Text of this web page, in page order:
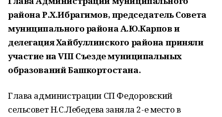
района Р.Х.Ибрагимов, председатель Совета
муниципального района А.Ю.Карпов и
делегация Хайбуллинского района приняли
участие на VIII Съезде муниципальных
образований Башкортостана.
Глава администрации СП Федоровский
сельсовет Н.С.Лебедева заняла 2-е место в